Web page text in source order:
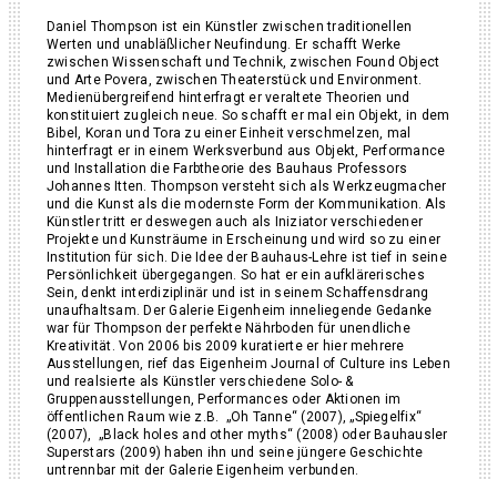
Daniel Thompson ist ein Künstler zwischen traditionellen
Werten und unabläßlicher Neufindung. Er schafft Werke
zwischen Wissenschaft und Technik, zwischen Found Object
und Arte Povera, zwischen Theaterstück und Environment.
Medienübergreifend hinterfragt er veraltete Theorien und
konstituiert zugleich neue. So schafft er mal ein Objekt, in dem
Bibel, Koran und Tora zu einer Einheit verschmelzen, mal
hinterfragt er in einem Werksverbund aus Objekt, Performance
und Installation die Farbtheorie des Bauhaus Professors
Johannes Itten. Thompson versteht sich als Werkzeugmacher
und die Kunst als die modernste Form der Kommunikation. Als
Künstler tritt er deswegen auch als Iniziator verschiedener
Projekte und Kunsträume in Erscheinung und wird so zu einer
Institution für sich. Die Idee der Bauhaus-Lehre ist tief in seine
Persönlichkeit übergegangen. So hat er ein aufklärerisches
Sein, denkt interdiziplinär und ist in seinem Schaffensdrang
unaufhaltsam. Der Galerie Eigenheim inneliegende Gedanke
war für Thompson der perfekte Nährboden für unendliche
Kreativität. Von 2006 bis 2009 kuratierte er hier mehrere
Ausstellungen, rief das Eigenheim Journal of Culture ins Leben
und realsierte als Künstler verschiedene Solo- &
Gruppenausstellungen, Performances oder Aktionen im
öffentlichen Raum wie z.B. „Oh Tanne“ (2007), „Spiegelfix“
(2007), „Black holes and other myths“ (2008) oder Bauhausler
Superstars (2009) haben ihn und seine jüngere Geschichte
untrennbar mit der Galerie Eigenheim verbunden.